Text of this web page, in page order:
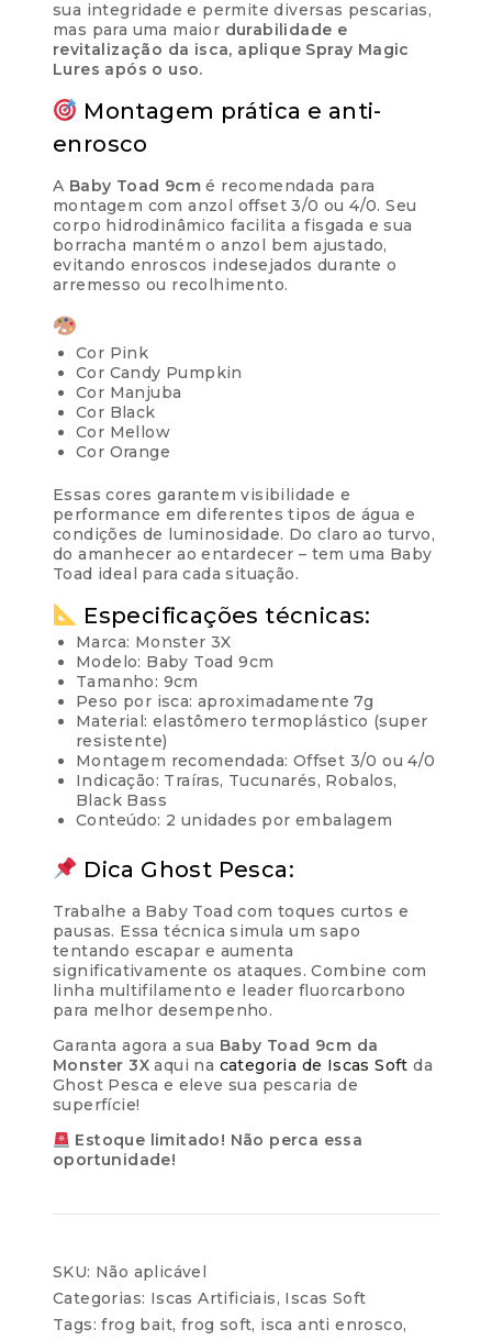
sua integridade e permite diversas pescarias,
mas para uma maior durabilidade e
revitalização da isca, aplique Spray Magic
Lures após o uso.
Montagem prática e anti-
enrosco
A Baby Toad 9cm é recomendada para
montagem com anzol offset 3/0 ou 4/0. Seu
corpo hidrodinâmico facilita a fisgada e sua
borracha mantém o anzol bem ajustado,
evitando enroscos indesejados durante o
arremesso ou recolhimento.
Cor Pink
Cor Candy Pumpkin
Cor Manjuba
Cor Black
Cor Mellow
Cor Orange
Essas cores garantem visibilidade e
performance em diferentes tipos de água e
condições de luminosidade. Do claro ao turvo,
do amanhecer ao entardecer – tem uma Baby
Toad ideal para cada situação.
Especificações técnicas:
Marca: Monster 3X
Modelo: Baby Toad 9cm
Tamanho: 9cm
Peso por isca: aproximadamente 7g
Material: elastômero termoplástico (super
resistente)
Montagem recomendada: Offset 3/0 ou 4/0
Indicação: Traíras, Tucunarés, Robalos,
Black Bass
Conteúdo: 2 unidades por embalagem
Dica Ghost Pesca:
Trabalhe a Baby Toad com toques curtos e
pausas. Essa técnica simula um sapo
tentando escapar e aumenta
significativamente os ataques. Combine com
linha multifilamento e leader fluorcarbono
para melhor desempenho.
Garanta agora a sua Baby Toad 9cm da
Monster 3X aqui na categoria de Iscas Soft da
Ghost Pesca e eleve sua pescaria de
superfície!
Estoque limitado! Não perca essa
oportunidade!
SKU: Não aplicável
Categorias: Iscas Artificiais, Iscas Soft
Tags:frog bait, frog soft, isca anti enrosco,